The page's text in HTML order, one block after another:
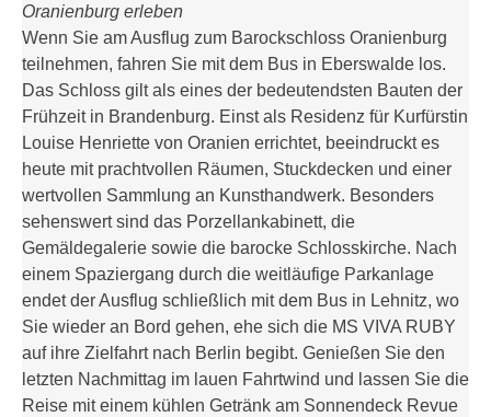
Oranienburg erleben
Wenn Sie am Ausflug zum Barockschloss Oranienburg
teilnehmen, fahren Sie mit dem Bus in Eberswalde los.
Das Schloss gilt als eines der bedeutendsten Bauten der
Frühzeit in Brandenburg. Einst als Residenz für Kurfürstin
Louise Henriette von Oranien errichtet, beeindruckt es
heute mit prachtvollen Räumen, Stuckdecken und einer
wertvollen Sammlung an Kunsthandwerk. Besonders
sehenswert sind das Porzellankabinett, die
Gemäldegalerie sowie die barocke Schlosskirche. Nach
einem Spaziergang durch die weitläufige Parkanlage
endet der Ausflug schließlich mit dem Bus in Lehnitz, wo
Sie wieder an Bord gehen, ehe sich die MS VIVA RUBY
auf ihre Zielfahrt nach Berlin begibt. Genießen Sie den
letzten Nachmittag im lauen Fahrtwind und lassen Sie die
Reise mit einem kühlen Getränk am Sonnendeck Revue